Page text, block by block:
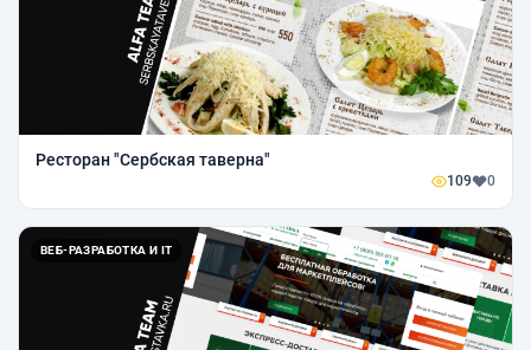
Ресторан "Сербская таверна"
109 0
ВЕБ-РАЗРАБОТКА И IT